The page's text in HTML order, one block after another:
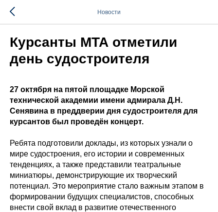
Новости
Курсанты МТА отметили
день судостроителя
27 октября на пятой площадке Морской
технической академии имени адмирала Д.Н.
Сенявина в преддверии дня судостроителя для
курсантов был проведён концерт.
Ребята подготовили доклады, из которых узнали о
мире судостроения, его истории и современных
тенденциях, а также представили театральные
миниатюры, демонстрирующие их творческий
потенциал. Это мероприятие стало важным этапом в
формировании будущих специалистов, способных
внести свой вклад в развитие отечественного